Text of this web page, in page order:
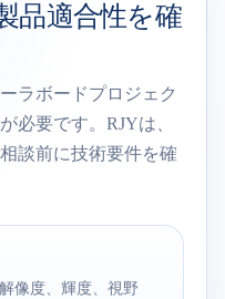
品適合性を確
ラボードプロジェク
必要です。RJYは、
談前に技術要件を確
像度、輝度、視野